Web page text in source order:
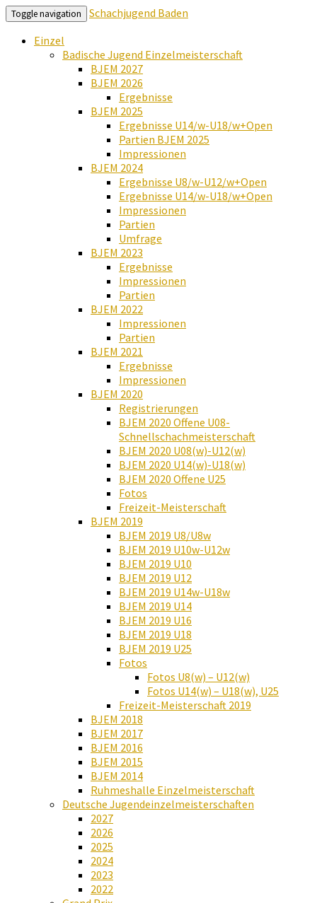
Toggle navigation
Schachjugend Baden
Einzel
Badische Jugend Einzelmeisterschaft
BJEM 2027
BJEM 2026
Ergebnisse
BJEM 2025
Ergebnisse U14/w-U18/w+Open
Partien BJEM 2025
Impressionen
BJEM 2024
Ergebnisse U8/w-U12/w+Open
Ergebnisse U14/w-U18/w+Open
Impressionen
Partien
Umfrage
BJEM 2023
Ergebnisse
Impressionen
Partien
BJEM 2022
Impressionen
Partien
BJEM 2021
Ergebnisse
Impressionen
BJEM 2020
Registrierungen
BJEM 2020 Offene U08-
Schnellschachmeisterschaft
BJEM 2020 U08(w)-U12(w)
BJEM 2020 U14(w)-U18(w)
BJEM 2020 Offene U25
Fotos
Freizeit-Meisterschaft
BJEM 2019
BJEM 2019 U8/U8w
BJEM 2019 U10w-U12w
BJEM 2019 U10
BJEM 2019 U12
BJEM 2019 U14w-U18w
BJEM 2019 U14
BJEM 2019 U16
BJEM 2019 U18
BJEM 2019 U25
Fotos
Fotos U8(w) – U12(w)
Fotos U14(w) – U18(w), U25
Freizeit-Meisterschaft 2019
BJEM 2018
BJEM 2017
BJEM 2016
BJEM 2015
BJEM 2014
Ruhmeshalle Einzelmeisterschaft
Deutsche Jugendeinzelmeisterschaften
2027
2026
2025
2024
2023
2022